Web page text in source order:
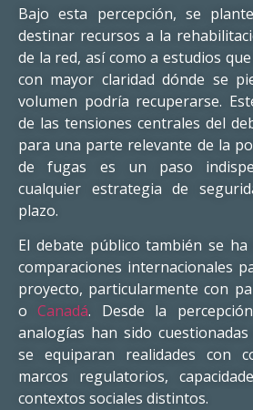
Bajo esta percepción, se
destinar recursos a la
de la red, así como a estudios
con mayor claridad dónde se
volumen podría recuperarse.
de las tensiones centrales del
para una parte relevante de la
de fugas es un paso
cualquier estrategia de
plazo.
El debate público también se
comparaciones internacionales
proyecto, particularmente con
oCanadá. Desde la
analogías han sido
se equiparan realidades con
marcos regulatorios,
contextos sociales distintos.